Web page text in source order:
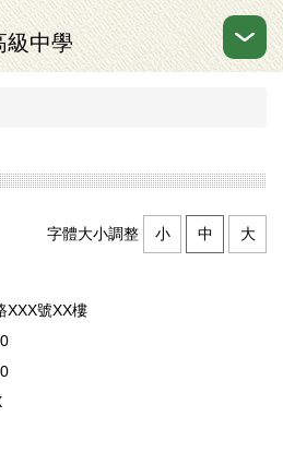
級中學
字體大小調整 小 中
大
XXX號XX樓